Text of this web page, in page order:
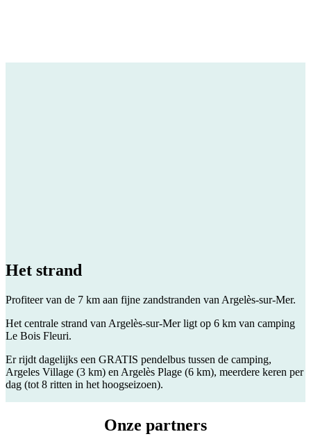
Het strand
Profiteer van de 7 km aan fijne zandstranden van Argelès-sur-Mer.
Het centrale strand van Argelès-sur-Mer ligt op 6 km van camping
Le Bois Fleuri.
Er rijdt dagelijks een GRATIS pendelbus tussen de camping,
Argeles Village (3 km) en Argelès Plage (6 km), meerdere keren per
dag (tot 8 ritten in het hoogseizoen).
Onze partners